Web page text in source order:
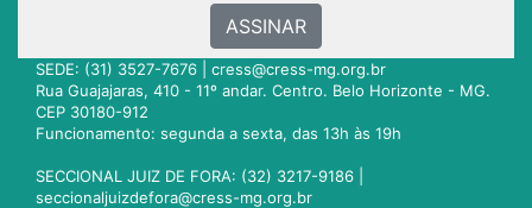
ASSINAR
SEDE: (31) 3527-7676 | cress@cress-mg.org.br
Rua Guajajaras, 410 - 11º andar. Centro. Belo Horizonte - MG.
CEP 30180-912
Funcionamento: segunda a sexta, das 13h às 19h
SECCIONAL JUIZ DE FORA: (32) 3217-9186 |
seccionaljuizdefora@cress-mg.org.br